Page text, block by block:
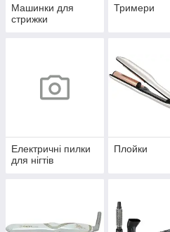
Машинки для
стрижки
Тримери
Електричні пилки
для нігтів
Плойки